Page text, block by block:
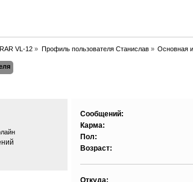
VL-12 » Профиль пользователя Cтанислав» Основная
Сообщений:
Карма:
Пол:
Возраст:
Откуда: